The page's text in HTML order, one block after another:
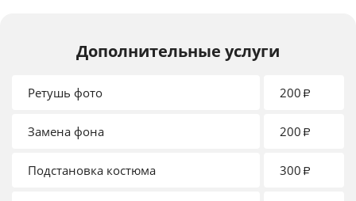
Дополнительные услуги
Ретушь фото 200 ₽
Замена фона 200 ₽
Подстановка костюма 300 ₽